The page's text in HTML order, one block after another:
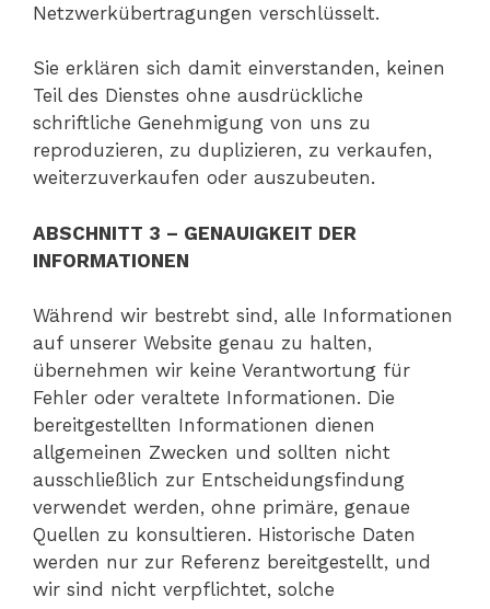
Netzwerkübertragungen verschlüsselt.
Sie erklären sich damit einverstanden, keinen
Teil des Dienstes ohne ausdrückliche
schriftliche Genehmigung von uns zu
reproduzieren, zu duplizieren, zu verkaufen,
weiterzuverkaufen oder auszubeuten.
ABSCHNITT 3 – GENAUIGKEIT DER
INFORMATIONEN
Während wir bestrebt sind, alle Informationen
auf unserer Website genau zu halten,
übernehmen wir keine Verantwortung für
Fehler oder veraltete Informationen. Die
bereitgestellten Informationen dienen
allgemeinen Zwecken und sollten nicht
ausschließlich zur Entscheidungsfindung
verwendet werden, ohne primäre, genaue
Quellen zu konsultieren. Historische Daten
werden nur zur Referenz bereitgestellt, und
wir sind nicht verpflichtet, solche